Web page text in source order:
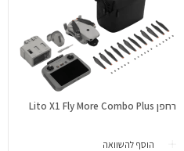
רחפן Lito X1 Fly More Combo Plus
הוסף להשוואה